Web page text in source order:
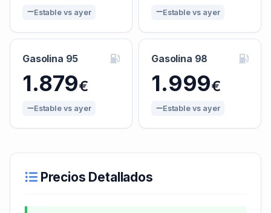
Estable vs ayer Estable vs ayer
Gasolina 95
1.879€
Estable vs ayer
Gasolina 98
1.999€
Estable vs ayer
Precios Detallados